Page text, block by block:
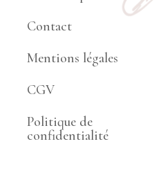
Contact
Mentions légales
CGV
Politique de
confidentialité